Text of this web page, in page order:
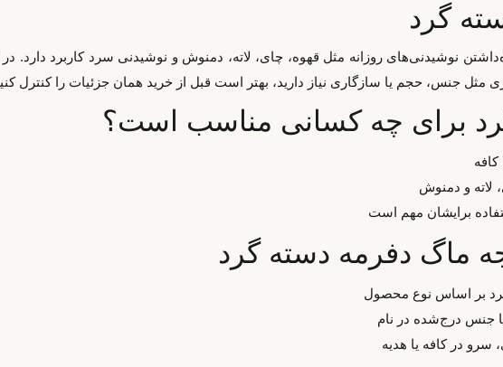
گرد
نوشیدنی‌های روزانه مثل قهوه، چای، لاته، دمنوش و نوشیدنی سرد کاربرد
جنس، حجم یا سازگاری نیاز دارید، بهتر است قبل از خرید همان جزئیات را کنترل
برای چه کسانی مناسب است؟
کافه
لاته و دمنوش
برایشان مهم است
ماگ دفرمه دسته گرد
بر اساس نوع محصول
جنس درج‌شده در نام
در کافه یا هدیه